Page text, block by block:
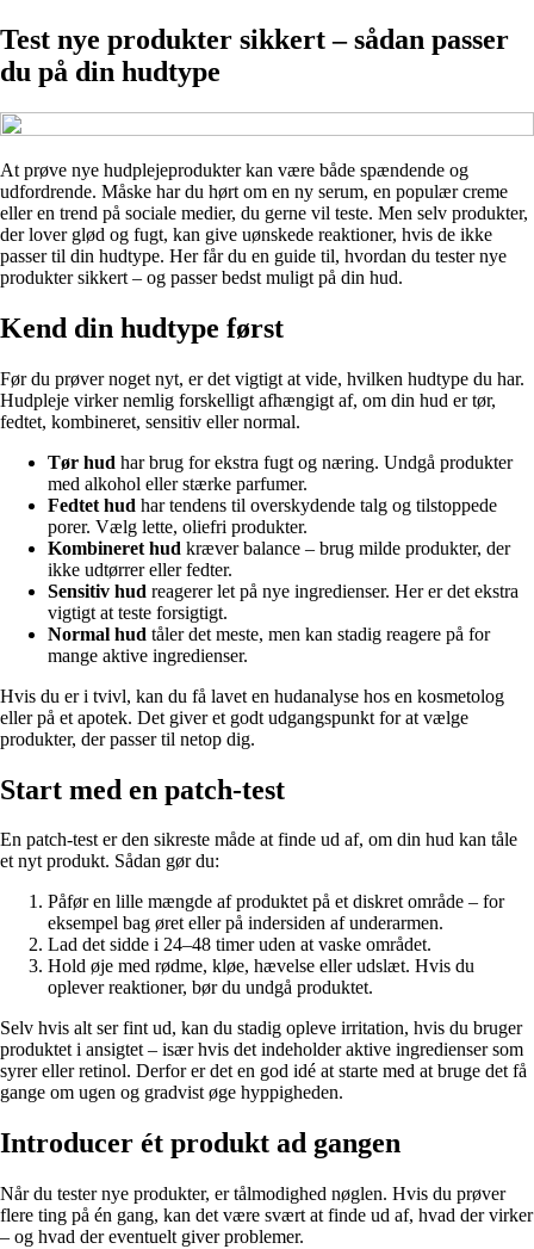
Test nye produkter sikkert – sådan passer
du på din hudtype
At prøve nye hudplejeprodukter kan være både spændende og
udfordrende. Måske har du hørt om en ny serum, en populær creme
eller en trend på sociale medier, du gerne vil teste. Men selv produkter,
der lover glød og fugt, kan give uønskede reaktioner, hvis de ikke
passer til din hudtype. Her får du en guide til, hvordan du tester nye
produkter sikkert – og passer bedst muligt på din hud.
Kend din hudtype først
Før du prøver noget nyt, er det vigtigt at vide, hvilken hudtype du har.
Hudpleje virker nemlig forskelligt afhængigt af, om din hud er tør,
fedtet, kombineret, sensitiv eller normal.
Tør hud har brug for ekstra fugt og næring. Undgå produkter
med alkohol eller stærke parfumer.
Fedtet hud har tendens til overskydende talg og tilstoppede
porer. Vælg lette, oliefri produkter.
Kombineret hud kræver balance – brug milde produkter, der
ikke udtørrer eller fedter.
Sensitiv hud reagerer let på nye ingredienser. Her er det ekstra
vigtigt at teste forsigtigt.
Normal hud tåler det meste, men kan stadig reagere på for
mange aktive ingredienser.
Hvis du er i tvivl, kan du få lavet en hudanalyse hos en kosmetolog
eller på et apotek. Det giver et godt udgangspunkt for at vælge
produkter, der passer til netop dig.
Start med en patch-test
En patch-test er den sikreste måde at finde ud af, om din hud kan tåle
et nyt produkt. Sådan gør du:
Påfør en lille mængde af produktet på et diskret område – for
eksempel bag øret eller på indersiden af underarmen.
Lad det sidde i 24–48 timer uden at vaske området.
Hold øje med rødme, kløe, hævelse eller udslæt. Hvis du
oplever reaktioner, bør du undgå produktet.
Selv hvis alt ser fint ud, kan du stadig opleve irritation, hvis du bruger
produktet i ansigtet – især hvis det indeholder aktive ingredienser som
syrer eller retinol. Derfor er det en god idé at starte med at bruge det få
gange om ugen og gradvist øge hyppigheden.
Introducer ét produkt ad gangen
Når du tester nye produkter, er tålmodighed nøglen. Hvis du prøver
flere ting på én gang, kan det være svært at finde ud af, hvad der virker
– og hvad der eventuelt giver problemer.